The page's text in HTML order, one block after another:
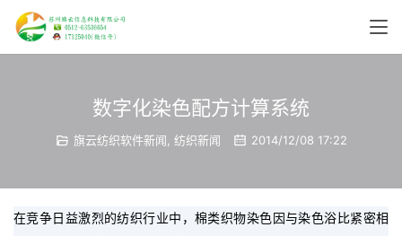
数字化染色配方计算系统
旗云纺织软件新闻 纺织新闻 2014/12/08 17:22
在竞争日益激烈的纺织行业中，棉类织物染色因与染色浴比紧密相